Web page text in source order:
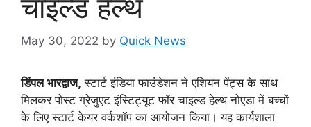
चाइल्‍ड हेल्‍थ
May 30, 2022 by Quick News
डिंपल भारद्वाज, स्‍टार्ट इंडिया फाउंडेशन ने एशियन पेंट्स के सा‍थ
मिलकर पोस्‍ट ग्रेजुएट इंस्टिट्यूट फॉर चाइल्‍ड हेल्‍थ नोएडा में बच्‍चों
के लिए स्‍टार्ट केयर वर्कशॉप का आयोजन किया। यह कार्यशाला